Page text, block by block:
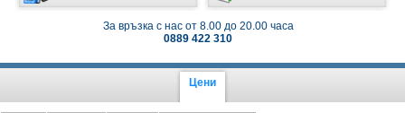
За връзка с нас от 8.00 до 20.00 часа
0889 422 310
Цени